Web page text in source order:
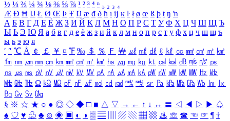
½ ⅓ ⅔ ¼ ¾ ⅛ ⅜ ⅝ ⅞ ¹ ² ³ ⁴ ⁿ ₁ ₂ ₃ ₄
Æ Ð Ħ Ĳ Ł Ø Œ Þ Ŧ Ŋ æ đ ð ħ ı ĳ ĸ ŀ ł ø œ ß þ ŧ ŋ ŉ
А Б В Г Д Е Ё Ж З И Й К Л М Н О П Р С Т У Ф Х Ц Ч Ш Щ Ъ
Ы Ь Э Ю Я а б в г д е ё ж з и й к л м н о п р с т у ф х ц ч ш щ ъ
ы ь э ю я
′ ″ ℃ Å ￠ ￡ ￥ ¤ ℉ ‰ ＄ ％ Ｆ ￦ ㎕ ㎖ ㎗ ℓ ㎘ ㏄ ㎣ ㎤ ㎥ ㎦
㎙ ㎚ ㎛ ㎜ ㎝ ㎞ ㎟ ㎠ ㎡ ㎢ ㏊ ㎍ ㎎ ㎏ ㏏ ㎈ ㎉ ㏈ ㎧ ㎨ ㎰
㎱ ㎲ ㎳ ㎴ ㎵ ㎶ ㎷ ㎸ ㎹ ㎀ ㎁ ㎂ ㎃ ㎄ ㎺ ㎻ ㎽ ㎾ ㎿ ㎐ ㎑
㎒ ㎓ ㎔ Ω ㏀ ㏁ ㎊ ㎋ ㎌ ㏖ ㏅ ㎭ ㎮ ㎯ ㏛ ㎩ ㎪ ㎫ ㎬ ㏝ ㏐
㏓
㏃ ㏉ ㏜ ㏆
§ ※ ☆ ★ ○ ● ◎ ◇ ◆ □ ■ △ ▽ → ← ↑ ↓ ↔ 〓 ◁ ◀ ▷ ▶ ♤
♠ ♡ ♥ ♧ ♣ ⊙ ◈ ▣ ◐ ◑ ▒ ▤ ▨ ▧ ▦ ▩ ♨ ☏ ☎ ☜ ☞ ¶ †